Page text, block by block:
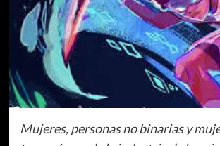
Mujeres, personas no binarias y